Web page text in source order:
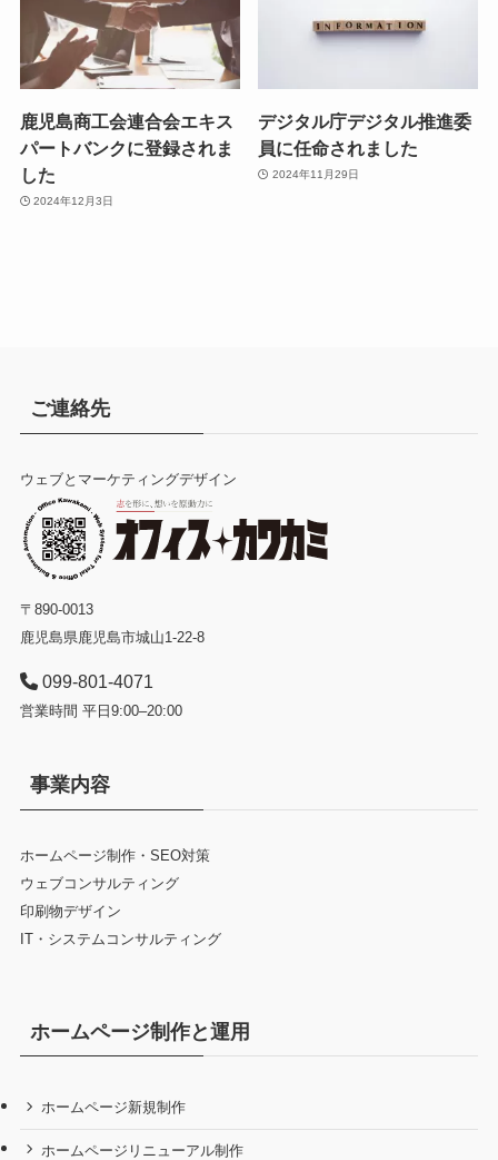
鹿児島商工会連合会エキス
パートバンクに登録されま
した
2024年12月3日
デジタル庁デジタル推進委
員に任命されました
2024年11月29日
ご連絡先
ウェブとマーケティングデザイン
〒890-0013
鹿児島県鹿児島市城山1-22-8
099-801-4071
営業時間 平日9:00–20:00
事業内容
ホームページ制作・SEO対策
ウェブコンサルティング
印刷物デザイン
IT・システムコンサルティング
ホームページ制作と運用
ホームページ新規制作
ホームページリニューアル制作